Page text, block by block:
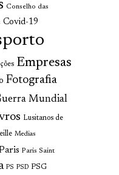
Conselho das
Covid-19
Empresas
Fotografia
Mundial
Lusitanos de
Medias
Paris Saint
PS PSD PSG